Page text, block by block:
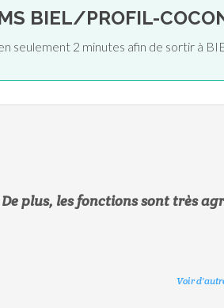
BIEL/PROFIL-
seulement 2 minutes afin de sortir à
plus, les fonctions sont très
Voir